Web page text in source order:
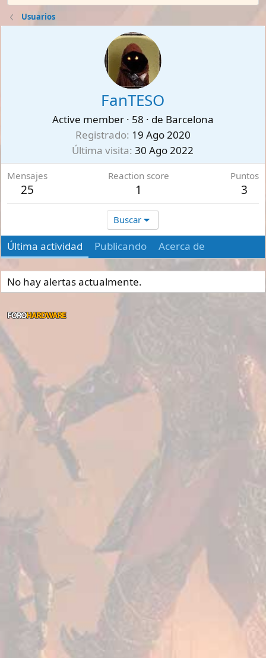
Usuarios
FanTESO
Active member · 58 · de Barcelona
Registrado 19 Ago 2020
Última visita 30 Ago 2022
Mensajes
25
Reaction score
1
Puntos
3
Buscar
Última actividad Publicando Acerca de
No hay alertas actualmente.